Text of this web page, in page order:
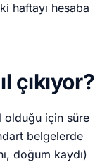
haftayı hesaba
çıkıyor?
olduğu için süre
belgelerde
doğum kaydı)